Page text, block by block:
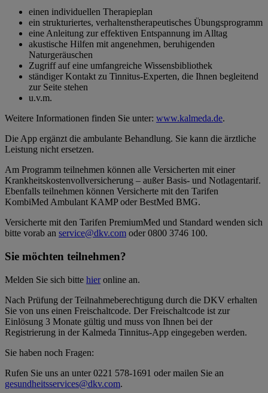
einen individuellen Therapieplan
ein strukturiertes, verhaltenstherapeutisches Übungsprogramm
eine Anleitung zur effektiven Entspannung im Alltag
akustische Hilfen mit angenehmen, beruhigenden
Naturgeräuschen
Zugriff auf eine umfangreiche Wissensbibliothek
ständiger Kontakt zu Tinnitus-Experten, die Ihnen begleitend
zur Seite stehen
u.v.m.
Weitere Informationen finden Sie unter: www.kalmeda.de.
Die App ergänzt die ambulante Behandlung. Sie kann die ärztliche
Leistung nicht ersetzen.
Am Programm teilnehmen können alle Versicherten mit einer
Krankheitskostenvollversicherung – außer Basis- und Notlagentarif.
Ebenfalls teilnehmen können Versicherte mit den Tarifen
KombiMed Ambulant KAMP oder BestMed BMG.
Versicherte mit den Tarifen PremiumMed und Standard wenden sich
bitte vorab an service@dkv.com oder 0800 3746 100.
Sie möchten teilnehmen?
Melden Sie sich bitte hieronline an.
Nach Prüfung der Teilnahmeberechtigung durch die DKV erhalten
Sie von uns einen Freischaltcode. Der Freischaltcode ist zur
Einlösung 3 Monate gültig und muss von Ihnen bei der
Registrierung in der Kalmeda Tinnitus-App eingegeben werden.
Sie haben noch Fragen:
Rufen Sie uns an unter 0221 578-1691 oder mailen Sie an
gesundheitsservices@dkv.com.